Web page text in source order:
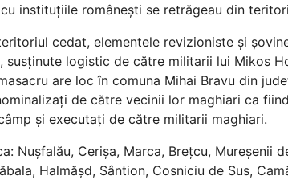
instituțiile românești se retrăgeau din
cedat, elementele revizioniste și
susținute logistic de către militarii lui Mikos
are loc în comuna Mihai Bravu din
de către vecinii lor maghiari ca
și executați de către militarii maghiari.
Nușfalău, Cerișa, Marca, Brețcu, Mureșenii
Halmășd, Sântion, Cosniciu de Sus,